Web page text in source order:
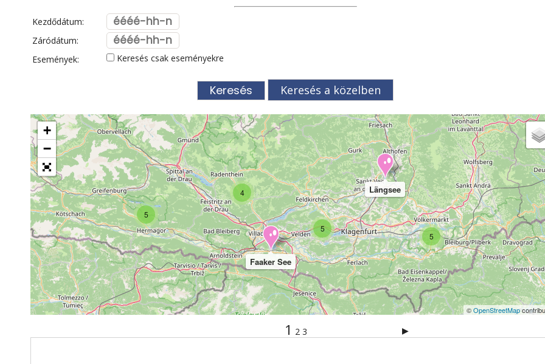
Semmering Síparadicsom
Tavak Tél Téli túrázás
Vár és kastély Városkalauzok
Zöldturista
Kezdődátum:
Záródátum:
Események:
Keresés csak eseményekre
Keresés a közelben
5
5
5
4 Längsee
Faaker See
+
−
©OpenStreetMap
1 2 3 ▶